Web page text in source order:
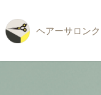
ン
テ
ヘアーサロ ンク